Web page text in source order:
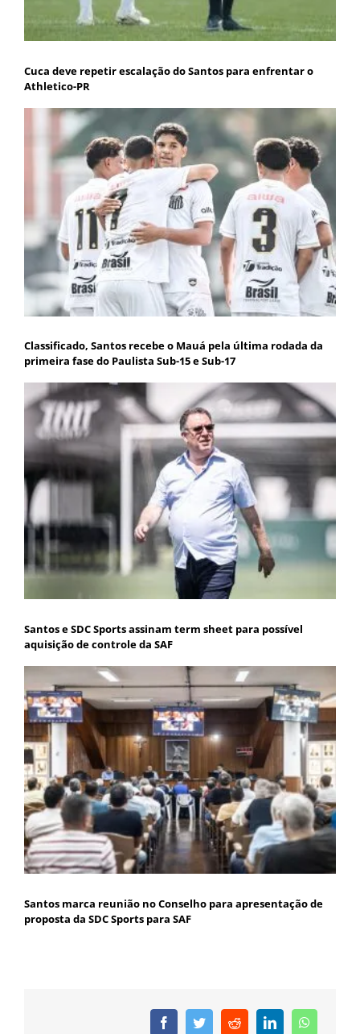
Cuca deve repetir escalação do Santos para enfrentar o
Athletico-PR
Classificado, Santos recebe o Mauá pela última rodada da
primeira fase do Paulista Sub-15 e Sub-17
Santos e SDC Sports assinam term sheet para possível
aquisição de controle da SAF
Santos marca reunião no Conselho para apresentação de
proposta da SDC Sports para SAF
FacebookTwitterRedditLinkedIn